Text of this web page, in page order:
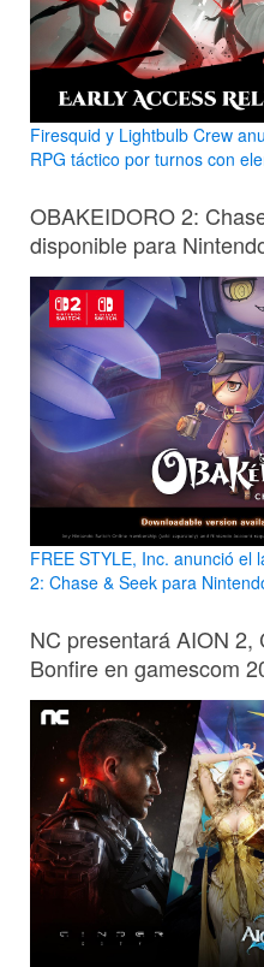
Firesquid y Lightbulb Crew
RPG táctico por turnos con
OBAKEIDORO 2:
disponible para
FREE STYLE, Inc. anunció el
2: Chase & Seek para
NC presentará AION
Bonfire en gamescom